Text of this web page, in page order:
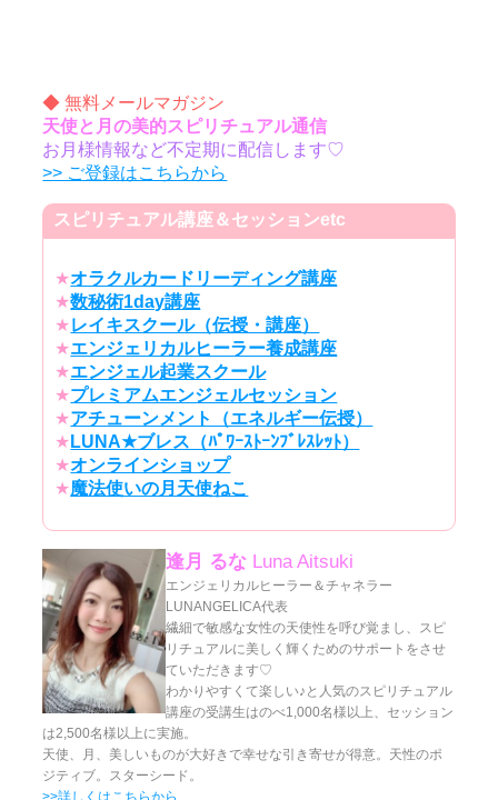
◆ 無料メールマガジン
天使と月の美的スピリチュアル通信
お月様情報など不定期に配信します♡
>> ご登録はこちらから
スピリチュアル講座＆セッションetc
★オラクルカードリーディング講座
★数秘術1day講座
★レイキスクール（伝授・講座）
★エンジェリカルヒーラー養成講座
★エンジェル起業スクール
★プレミアムエンジェルセッション
★アチューンメント（エネルギー伝授）
★ LUNA★ブレス（ﾊﾟﾜｰｽﾄｰﾝﾌﾞﾚｽﾚｯﾄ）
★オンラインショップ
★魔法使いの月天使ねこ
逢月 るな Luna Aitsuki
エンジェリカルヒーラー＆チャネラー
LUNANGELICA代表
繊細で敏感な女性の天使性を呼び覚まし、スピ
リチュアルに美しく輝くためのサポートをさせ
ていただきます♡
わかりやすくて楽しい♪と人気のスピリチュアル
講座の受講生はのべ1,000名様以上、セッション
は2,500名様以上に実施。
天使、月、美しいものが大好きで幸せな引き寄せが得意。天性のポ
ジティブ。スターシード。